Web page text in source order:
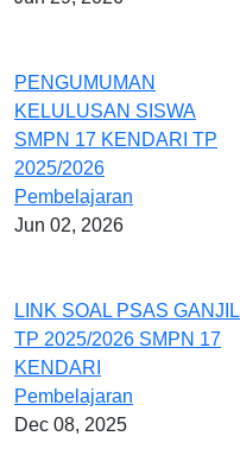
PENGUMUMAN
KELULUSAN SISWA
SMPN 17 KENDARI TP
2025/2026
Pembelajaran
Jun 02, 2026
LINK SOAL PSAS GANJIL
TP 2025/2026 SMPN 17
KENDARI
Pembelajaran
Dec 08, 2025